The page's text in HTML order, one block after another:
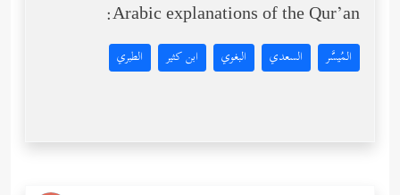
Arabic explanations of the Qur’an:
المُيسَّر السعدي البغوي ابن كثير الطبري